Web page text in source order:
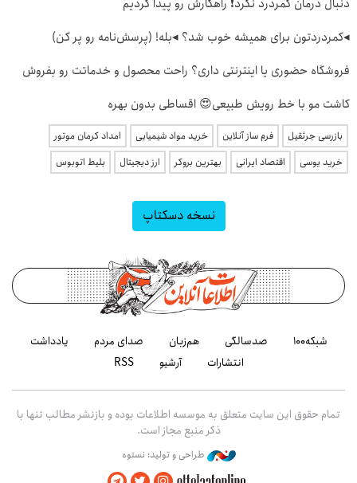
◂کمردردتون برای همیشه خوب شد؟ ◂بله! (پرسش‌نامه رو پر کن)
فروشگاه حضوری یا اینترنتی داری؟ راحت محصول و خدماتت رو بفروش
کاشت مو با خط رویش طبیعی😍 اقساطی بدون بهره
بازرسی جرثقیل فرم ساز آنلاین خرید مواد شیمیایی
امداد کرمان موتور
خرید یوسی
اقتصاد ایرانی بهترین بروکر ارز دیجیتال بلیط اتوبوس
نسخه دسکتاپ
شبکه۱۰۰ صدسالگی هم‌زبان صدای مردم
یادداشت
انتشارات
آرشیو RSS
تمام حقوق این سایت متعلق به موسسه اطلاعات بوده و بازنشر مطالب تنها با
ذکر منبع مجاز است.
طراحی و تولید: نستوه